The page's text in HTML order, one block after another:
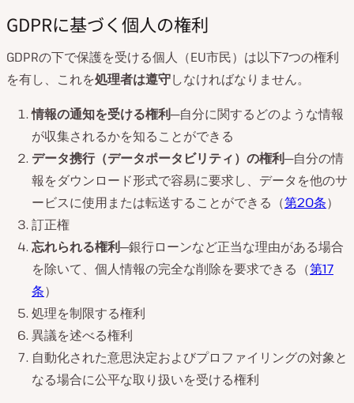
GDPRに基づく個人の権利
GDPRの下で保護を受ける個人（EU市民）は以下7つの権利
を有し、これを処理者は遵守しなければなりません。
情報の通知を受ける権利─自分に関するどのような情報
が収集されるかを知ることができる
データ携行（データポータビリティ）の権利─自分の情
報をダウンロード形式で容易に要求し、データを他のサ
ービスに使用または転送することができる（第20条）
訂正権
忘れられる権利─銀行ローンなど正当な理由がある場合
を除いて、個人情報の完全な削除を要求できる（第17
条）
処理を制限する権利
異議を述べる権利
自動化された意思決定およびプロファイリングの対象と
なる場合に公平な取り扱いを受ける権利